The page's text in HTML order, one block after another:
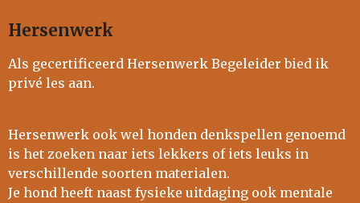
Hersenwerk
Als gecertificeerd Hersenwerk Begeleider bied ik
privé les aan.
Hersenwerk ook wel honden denkspellen genoemd
is het zoeken naar iets lekkers of iets leuks in
verschillende soorten materialen.
Je hond heeft naast fysieke uitdaging ook mentale